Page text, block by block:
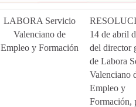
LABORA Servicio
Valenciano de
Empleo y Formación
14 de abril
del director
de Labora
Valenciano
Empleo y
Formación,